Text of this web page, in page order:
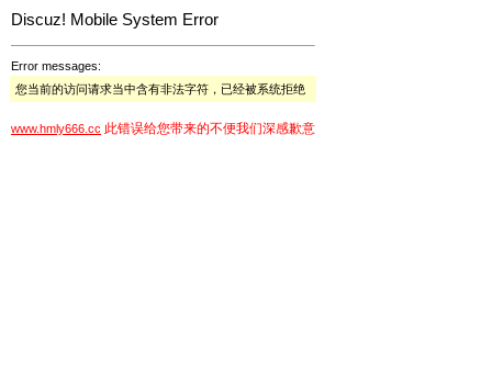
Discuz! Mobile System Error
Error messages:
您当前的访问请求当中含有非法字符，已经被系统拒绝
www.hmly666.cc 此错误给您带来的不便我们深感歉意